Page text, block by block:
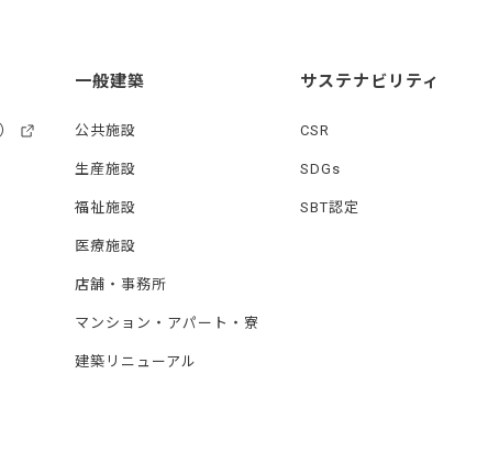
一般建築
公共施設
生産施設
福祉施設
医療施設
店舗・事務所
マンション・アパート・寮
建築リニューアル
サステナビリティ
CSR
SDGs
SBT認定